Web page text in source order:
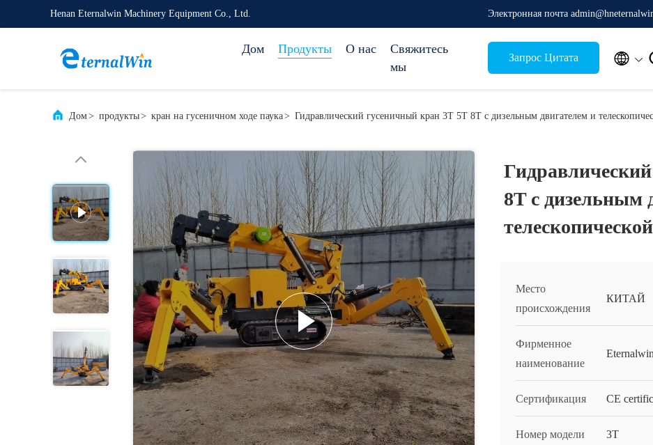
Henan Eternalwin Machinery Equipment Co., Ltd. Электронная почта
Дом Продукты О нас
Свяжитесь
мы
Запрос Цитата 
Дом> продукты> кран на гусеничном ходе паука> Гидравлический гусеничный кран 3T 5T ​​8T с дизельным двигателем и
8T с дизельным
Место
происхождения
КИТАЙ
Фирменное
наименование
Eternalwin
Сертификация CE
Номер модели 3T